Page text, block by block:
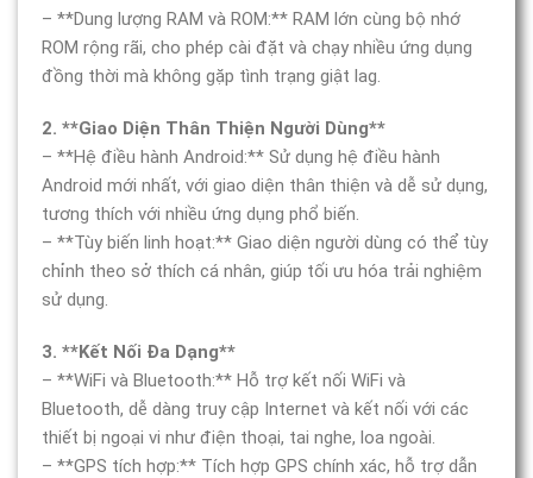
– **Dung lượng RAM và ROM:** RAM lớn cùng bộ nhớ
ROM rộng rãi, cho phép cài đặt và chạy nhiều ứng dụng
đồng thời mà không gặp tình trạng giật lag.
2. **Giao Diện Thân Thiện Người Dùng**
– **Hệ điều hành Android:** Sử dụng hệ điều hành
Android mới nhất, với giao diện thân thiện và dễ sử dụng,
tương thích với nhiều ứng dụng phổ biến.
– **Tùy biến linh hoạt:** Giao diện người dùng có thể tùy
chỉnh theo sở thích cá nhân, giúp tối ưu hóa trải nghiệm
sử dụng.
3. **Kết Nối Đa Dạng**
– **WiFi và Bluetooth:** Hỗ trợ kết nối WiFi và
Bluetooth, dễ dàng truy cập Internet và kết nối với các
thiết bị ngoại vi như điện thoại, tai nghe, loa ngoài.
– **GPS tích hợp:** Tích hợp GPS chính xác, hỗ trợ dẫn